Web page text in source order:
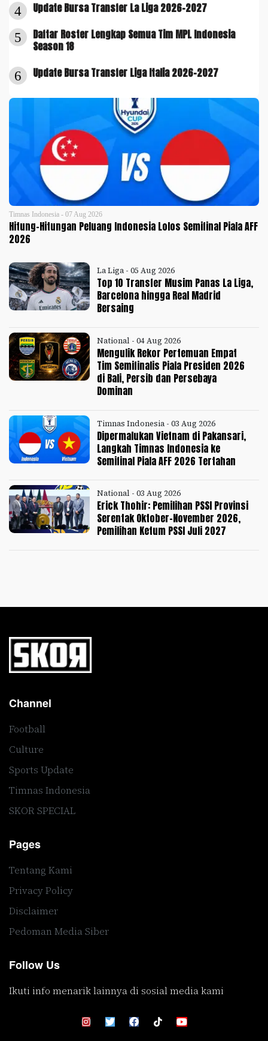
4 Update Bursa Transfer La Liga 2026-2027
5
Daftar Roster Lengkap Semua Tim MPL Indonesia
Season 18
6 Update Bursa Transfer Liga Italia 2026-2027
Timnas Indonesia - 07 Aug 2026
Hitung-Hitungan Peluang Indonesia Lolos Semifinal Piala AFF
2026
La Liga - 05 Aug 2026
Top 10 Transfer Musim Panas La Liga,
Barcelona hingga Real Madrid
Bersaing
National - 04 Aug 2026
Mengulik Rekor Pertemuan Empat
Tim Semifinalis Piala Presiden 2026
di Bali, Persib dan Persebaya
Dominan
Timnas Indonesia - 03 Aug 2026
Dipermalukan Vietnam di Pakansari,
Langkah Timnas Indonesia ke
Semifinal Piala AFF 2026 Tertahan
National - 03 Aug 2026
Erick Thohir: Pemilihan PSSI Provinsi
Serentak Oktober-November 2026,
Pemilihan Ketum PSSI Juli 2027
Channel
Football
Culture
Sports Update
Timnas Indonesia
SKOR SPECIAL
Pages
Tentang Kami
Privacy Policy
Disclaimer
Pedoman Media Siber
Follow Us
Ikuti info menarik lainnya di sosial media kami